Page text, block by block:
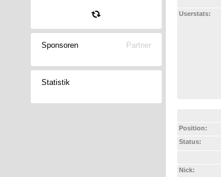
Sponsoren Partner
Statistik
Userstats:
Position:
Status:
Nick: